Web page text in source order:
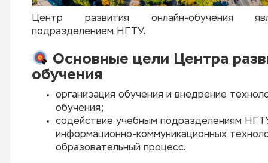
Центр развития онлайн-обучения
подразделением НГТУ.
Основные цели Центра
обучения
организация обучения и внедрение
обучения;
содействие учебным подразделениям
информационно-коммуникационных
образовательный процесс.